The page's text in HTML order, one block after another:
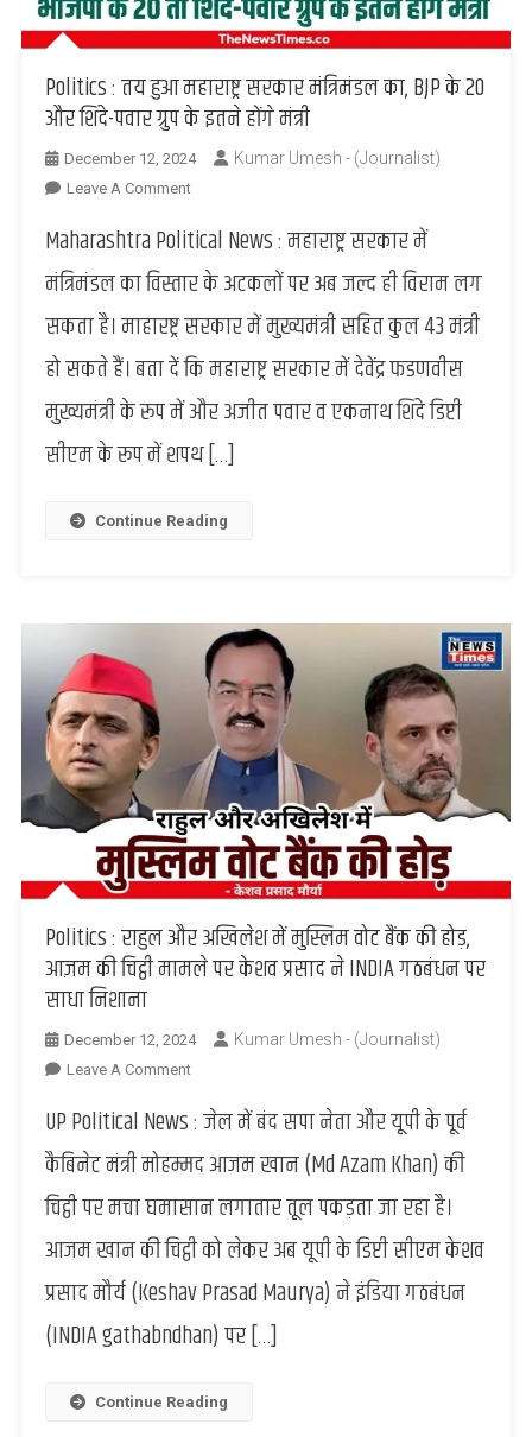
Politics : तय हुआ महाराष्ट्र सरकार मंत्रिमंडल का, BJP के 20
और शिंदे-पवार ग्रुप के इतने होंगे मंत्री
December 12, 2024 Kumar Umesh - (Journalist)
Leave A CommentOn
:
तय
हुआ
महाराष्ट्र
मंत्रिमंडल
का,
के
और
के
इतने
होंगे
मंत्री
Maharashtra Political News : महाराष्ट्र सरकार में
मंत्रिमंडल का विस्तार के अटकलों पर अब जल्द ही विराम लग
सकता है। माहारष्ट्र सरकार में मुख्यमंत्री सहित कुल 43 मंत्री
हो सकते हैं। बता दें कि महाराष्ट्र सरकार में देवेंद्र फडणवीस
मुख्यमंत्री के रूप में और अजीत पवार व एकनाथ शिंदे डिप्टी
सीएम के रूप में शपथ […]
Continue Reading
Politics : राहुल और अखिलेश में मुस्लिम वोट बैंक की होड़,
आज़म की चिट्ठी मामले पर केशव प्रसाद ने INDIA गठबंधन पर
साधा निशाना
December 12, 2024 Kumar Umesh - (Journalist)
Leave A CommentOn
और
अखिलेश
मुस्लिम
वोट
की
आज़म
UP Political News : जेल में बंद सपा नेता और यूपी के पूर्व
कैबिनेट मंत्री मोहम्मद आजम खान (Md Azam Khan) की
चिट्ठी पर मचा घमासान लगातार तूल पकड़ता जा रहा है।
आजम खान की चिट्ठी को लेकर अब यूपी के डिप्टी सीएम केशव
प्रसाद मौर्य (Keshav Prasad Maurya) ने इंडिया गठबंधन
(INDIA gathabndhan) पर […]
Continue Reading